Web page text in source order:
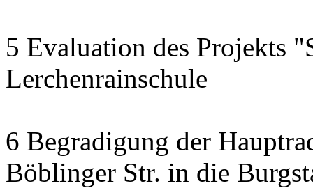
5 Evaluation des Projekts
Lerchenrainschule
6 Begradigung der
Böblinger Str. in die